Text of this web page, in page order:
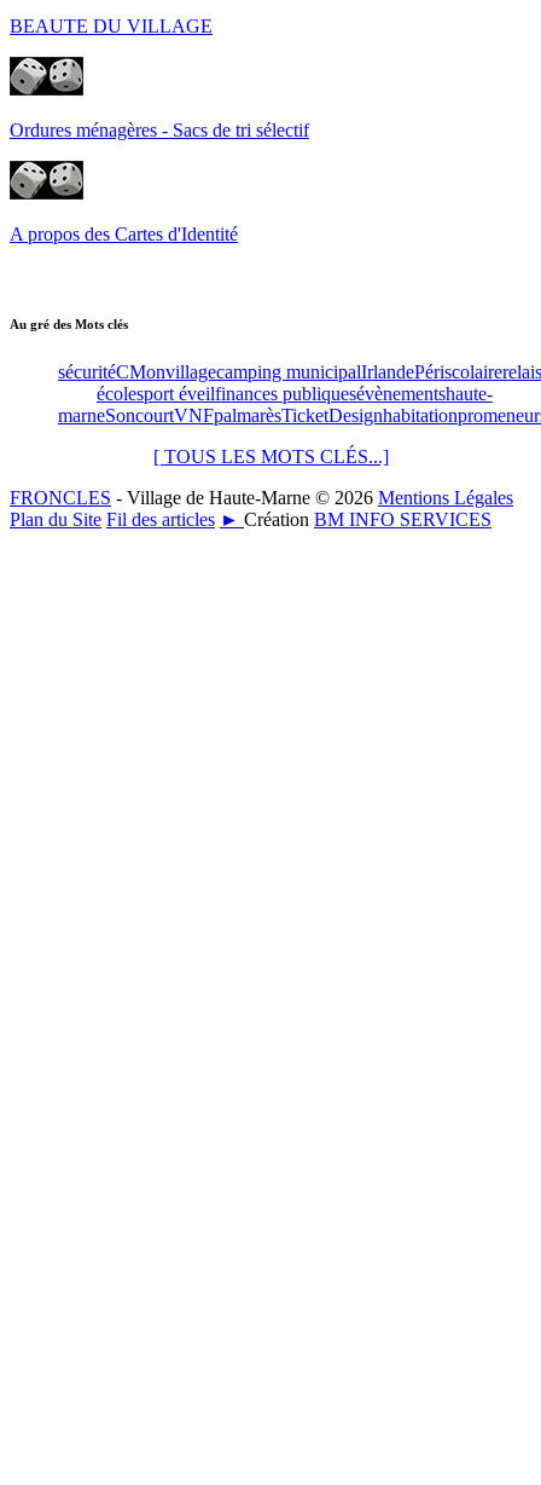
BEAUTE DU VILLAGE
Ordures ménagères - Sacs de tri sélectif
A propos des Cartes d'Identité
Au gré des Mots clés
sécuritéCMonvillagecamping municipalIrlandePériscolairerelais
écolesport éveilfinances publiquesévènementshaute-
marneSoncourtVNFpalmarèsTicketDesignhabitationpromeneur
[ TOUS LES MOTS CLÉS...]
FRONCLES - Village de Haute-Marne © 2026 Mentions Légales
Plan du Site Fil des articles ► Création BM INFO SERVICES